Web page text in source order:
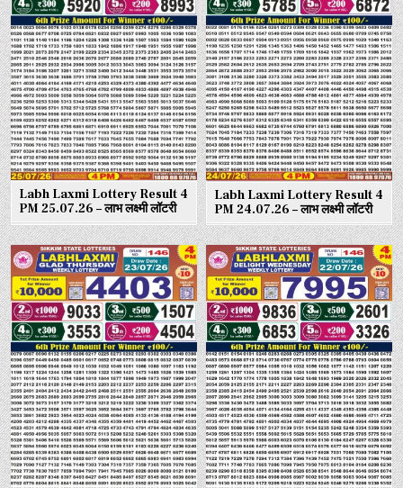
Labh Laxmi Lottery Result 4
PM 25.07.26 – लाभ लक्ष्मी लॉटरी
Labh Laxmi Lottery Result 4
PM 24.07.26 – लाभ लक्ष्मी लॉटरी